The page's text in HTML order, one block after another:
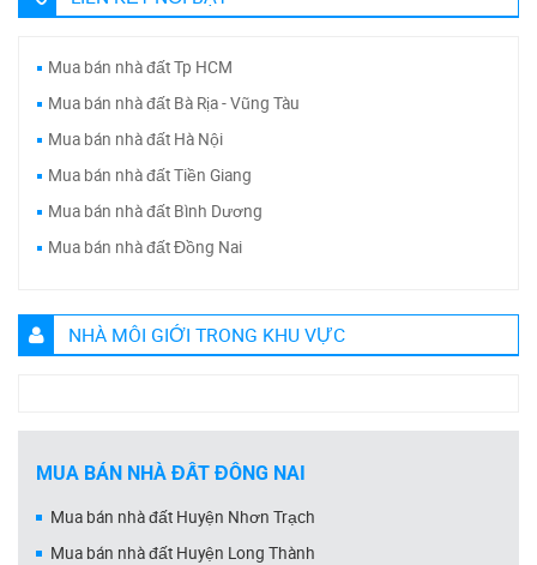
Mua bán nhà đất Tp HCM
Mua bán nhà đất Bà Rịa - Vũng Tàu
Mua bán nhà đất Hà Nội
Mua bán nhà đất Tiền Giang
Mua bán nhà đất Bình Dương
Mua bán nhà đất Đồng Nai
NHÀ MÔI GIỚI TRONG KHU VỰC
MUA BÁN NHÀ ĐẤT ĐỒNG NAI
Mua bán nhà đất Huyện Nhơn Trạch
Mua bán nhà đất Huyện Long Thành